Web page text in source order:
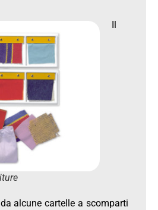
Il
alcune cartelle a scomparti